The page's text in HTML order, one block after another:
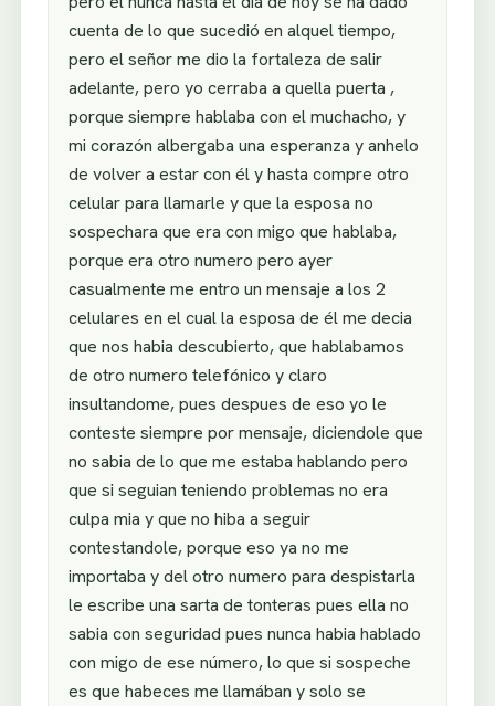
cuenta de lo que sucedió en alquel tiempo,
pero el señor me dio la fortaleza de salir
adelante, pero yo cerraba a quella puerta ,
porque siempre hablaba con el muchacho, y
mi corazón albergaba una esperanza y anhelo
de volver a estar con él y hasta compre otro
celular para llamarle y que la esposa no
sospechara que era con migo que hablaba,
porque era otro numero pero ayer
casualmente me entro un mensaje a los 2
celulares en el cual la esposa de él me decia
que nos habia descubierto, que hablabamos
de otro numero telefónico y claro
insultandome, pues despues de eso yo le
conteste siempre por mensaje, diciendole que
no sabia de lo que me estaba hablando pero
que si seguian teniendo problemas no era
culpa mia y que no hiba a seguir
contestandole, porque eso ya no me
importaba y del otro numero para despistarla
le escribe una sarta de tonteras pues ella no
sabia con seguridad pues nunca habia hablado
con migo de ese número, lo que si sospeche
es que habeces me llamában y solo se